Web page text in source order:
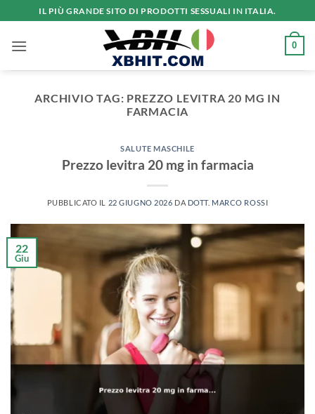
ai
contenuti
IL PIÙ GRANDE SITO DI PRODOTTI SESSUALI IN ITALIA.
0
ARCHIVIO TAG: PREZZO LEVITRA 20 MG IN
FARMACIA
SALUTE MASCHILE
Prezzo levitra 20 mg in farmacia
PUBBLICATO IL 22 GIUGNO 2026 DA DOTT. MARCO ROSSI
22
Giu